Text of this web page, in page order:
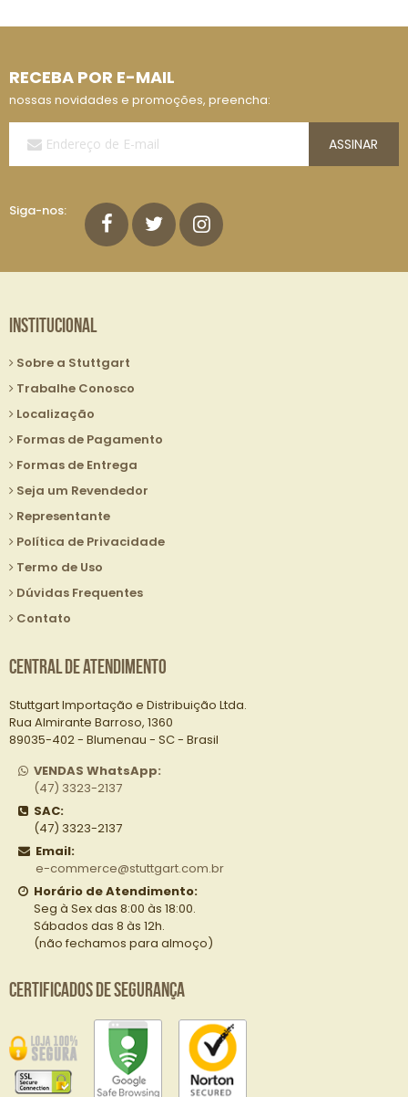
RECEBA POR E-MAIL
nossas novidades e promoções, preencha:
Nossa
E-
ASSINAR
Siga-nos:
Institucional
Sobre a Stuttgart
Trabalhe Conosco
Localização
Formas de Pagamento
Formas de Entrega
Seja um Revendedor
Representante
Política de Privacidade
Termo de Uso
Dúvidas Frequentes
Contato
Central de Atendimento
Stuttgart Importação e Distribuição Ltda.
Rua Almirante Barroso, 1360
89035-402 - Blumenau - SC - Brasil
VENDAS WhatsApp:
(47) 3323-2137
SAC:
(47) 3323-2137
Email:
e-commerce@stuttgart.com.br
Horário de Atendimento:
Seg à Sex das 8:00 às 18:00.
Sábados das 8 às 12h.
(não fechamos para almoço)
Certificados de Segurança